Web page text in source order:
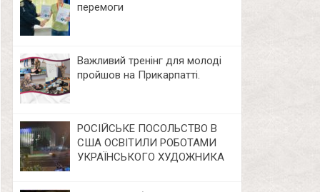
перемоги
Важливий тренінг для молоді
пройшов на Прикарпатті.
РОСІЙСЬКЕ ПОСОЛЬСТВО В
США ОСВІТИЛИ РОБОТАМИ
УКРАЇНСЬКОГО ХУДОЖНИКА